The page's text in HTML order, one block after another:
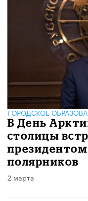
ГОРОДСКОЕ
В День
столицы
полярников
2 марта